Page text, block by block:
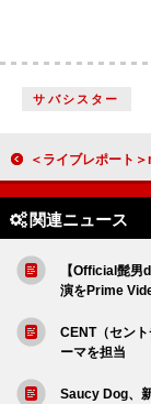
サバシスター
＜ライブレポート＞meiyo、“リスペクト”と“アイデア”が詰まったワン
関連ニュース
【Official髭
演をPrime
CENT（セン
ーマを担当
Saucy Dog、